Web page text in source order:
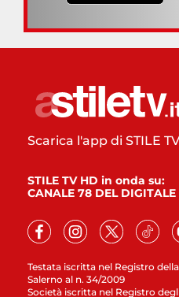
Testata iscritta nel Registro
Salerno al n. 34/2009
Società iscritta nel Registro
Scarica l'app di STILE
STILE TV HD in onda su:
CANALE 78 DEL DIGITALE